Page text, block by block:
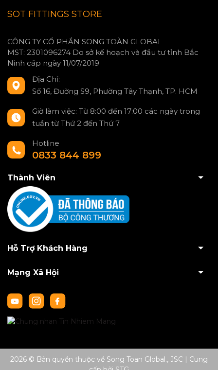
SOT FITTINGS STORE
CÔNG TY CỔ PHẦN SONG TOÀN GLOBAL
MST: 2301096274 Do sở kế hoạch và đầu tư tỉnh Bắc
Ninh cấp ngày 11/07/2019
Địa Chỉ:
Số 16, Đường S9, Phường Tây Thạnh, TP. HCM
Giờ làm việc: Từ 8:00 đến 17:00 các ngày trong
tuần từ Thứ 2 đến Thứ 7
Hotline
0833 844 899
Thành Viên
Hỗ Trợ Khách Hàng
Mạng Xã Hội
2026 © Bản quyền thuộc về Song Toan Global., JSC | Cung